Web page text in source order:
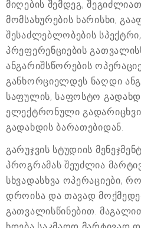
მიღების შემდეგ,
მომსახურების ხარისხი,
შესაძლებლობების
პრეფერენციების
ანგარიშსწორების
განხორციელდეს ნაღდი
საფულის, საფოსტო
ელექტრონული
გადახდის ბარათებიდან.
გარუჯვის სტუდიის
პროგრამას შეუძლია
სხვადასხვა ოპერაციები,
დროისა და თავად
გათვალისწინებით.